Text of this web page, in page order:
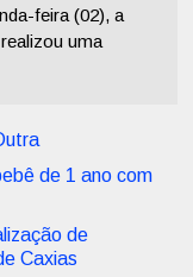
feira (02), a
uma
de 1 ano com
de
Caxias